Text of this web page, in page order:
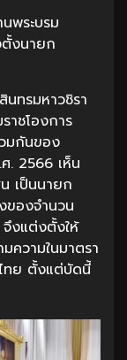
พระบรม
ตั้งนายก
นทรมหาวชิรา
าชโองการ
มกันของ
. 2566 เห็น
เป็นนายก
ของจํานวน
งแต่งตั้งให้
ความในมาตรา
ทย ตั้งแต่บัดนี้